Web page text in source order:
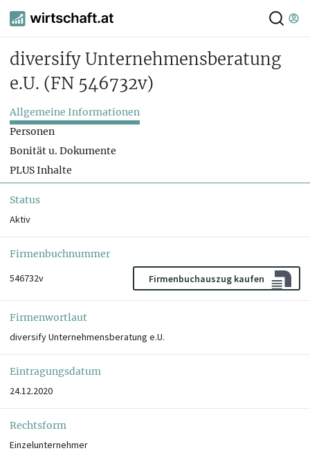
diversify Unternehmensberatung
e.U. (FN 546732v)
Allgemeine Informationen
Personen
Bonität u. Dokumente
PLUS Inhalte
Status
Aktiv
Firmenbuchnummer
546732v
Firmenbuchauszug kaufen
Firmenwortlaut
diversify Unternehmensberatung e.U.
Eintragungsdatum
24.12.2020
Rechtsform
Einzelunternehmer